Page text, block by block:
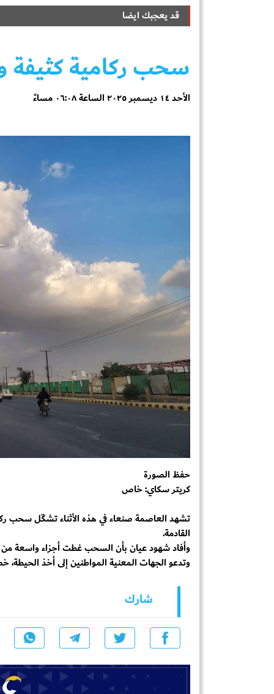
قد يعجبك ايضا
سحب ركامية كثيفة
الأحد ١٤ ديسمبر ٢٠٢٥ الساعة ٠٦:٠٨ مساءً
حفظ الصورة
كريتر سكاي: خاص
تشهد العاصمة صنعاء في هذه الأثناء تشكّل سحب
القادمة.
وأفاد شهود عيان بأن السحب غطت أجزاء واسعة من
وتدعو الجهات المعنية المواطنين إلى أخذ
شارك